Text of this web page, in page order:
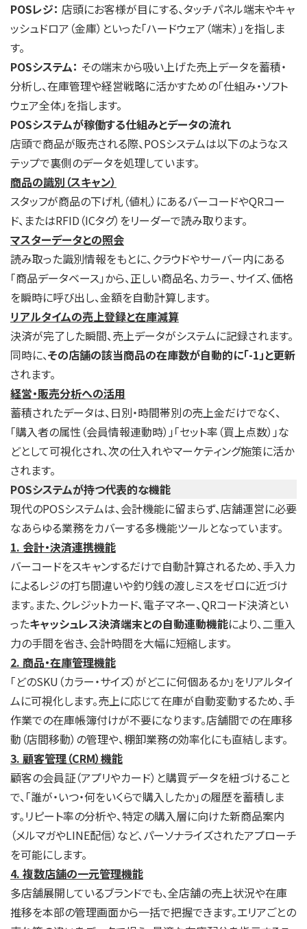
POSレジ： 店頭にお客様が目にする、タッチパネル端末やキャ
ッシュドロア（金庫）といった「ハードウェア（端末）」を指しま
す。
POSシステム： その端末から吸い上げた売上データを蓄積・
分析し、在庫管理や経営戦略に活かすための「仕組み・ソフト
ウェア全体」を指します。
POSシステムが稼働する仕組みとデータの流れ
店頭で商品が販売される際、POSシステムは以下のようなス
テップで裏側のデータを処理しています。
商品の識別（スキャン）
スタッフが商品の下げ札（値札）にあるバーコードやQRコー
ド、またはRFID（ICタグ）をリーダーで読み取ります。
マスターデータとの照会
読み取った識別情報をもとに、クラウドやサーバー内にある
「商品データベース」から、正しい商品名、カラー、サイズ、価格
を瞬時に呼び出し、金額を自動計算します。
リアルタイムの売上登録と在庫減算
決済が完了した瞬間、売上データがシステムに記録されます。
同時に、その店舗の該当商品の在庫数が自動的に「-1」と更新
されます。
経営・販売分析への活用
蓄積されたデータは、日別・時間帯別の売上金だけでなく、
「購入者の属性（会員情報連動時）」「セット率（買上点数）」な
どとして可視化され、次の仕入れやマーケティング施策に活か
されます。
POSシステムが持つ代表的な機能
現代のPOSシステムは、会計機能に留まらず、店舗運営に必要
なあらゆる業務をカバーする多機能ツールとなっています。
1. 会計・決済連携機能
バーコードをスキャンするだけで自動計算されるため、手入力
によるレジの打ち間違いや釣り銭の渡しミスをゼロに近づけ
ます。また、クレジットカード、電子マネー、QRコード決済とい
ったキャッシュレス決済端末との自動連動機能により、二重入
力の手間を省き、会計時間を大幅に短縮します。
2. 商品・在庫管理機能
「どのSKU（カラー・サイズ）がどこに何個あるか」をリアルタイ
ムに可視化します。売上に応じて在庫が自動変動するため、手
作業での在庫帳簿付けが不要になります。店舗間での在庫移
動（店間移動）の管理や、棚卸業務の効率化にも直結します。
3. 顧客管理（CRM）機能
顧客の会員証（アプリやカード）と購買データを紐づけること
で、「誰が・いつ・何をいくらで購入したか」の履歴を蓄積しま
す。リピート率の分析や、特定の購入層に向けた新商品案内
（メルマガやLINE配信）など、パーソナライズされたアプローチ
を可能にします。
4. 複数店舗の一元管理機能
多店舗展開しているブランドでも、全店舗の売上状況や在庫
推移を本部の管理画面から一括で把握できます。エリアごとの